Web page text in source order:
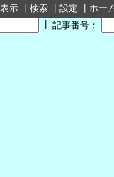
示 検索 設定
ホー
記事番号：